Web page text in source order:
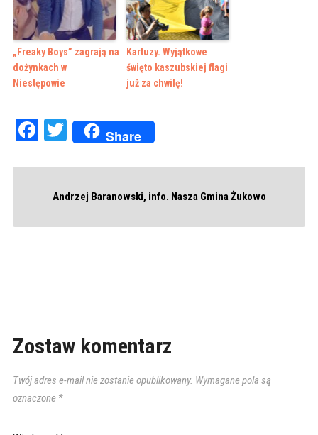
„Freaky Boys” zagrają na
dożynkach w
Niestępowie
Kartuzy. Wyjątkowe
święto kaszubskiej flagi
już za chwilę!
Facebook
Twitter
Share
Andrzej Baranowski, info. Nasza Gmina Żukowo
Zostaw komentarz
Twój adres e-mail nie zostanie opublikowany. Wymagane pola są
oznaczone *